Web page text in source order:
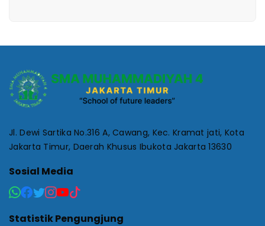
Jl. Dewi Sartika No.316 A, Cawang, Kec. Kramat jati, Kota
Jakarta Timur, Daerah Khusus Ibukota Jakarta 13630
Sosial Media
Statistik Pengungjung